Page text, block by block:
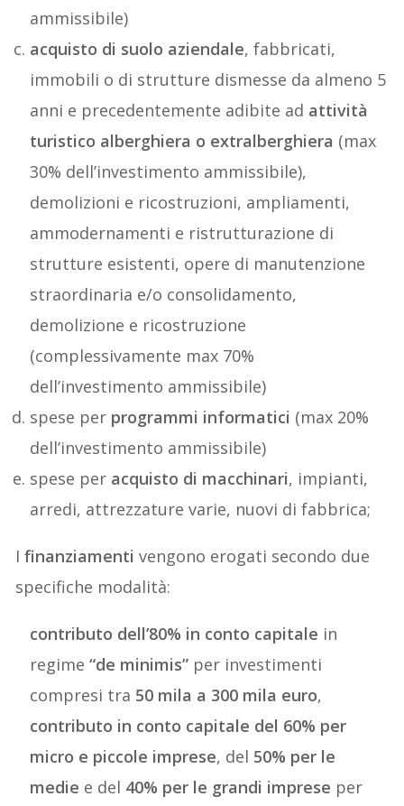
ammissibile)
acquisto di suolo aziendale, fabbricati,
immobili o di strutture dismesse da almeno 5
anni e precedentemente adibite ad attività
turistico alberghiera o extralberghiera (max
30% dell’investimento ammissibile),
demolizioni e ricostruzioni, ampliamenti,
ammodernamenti e ristrutturazione di
strutture esistenti, opere di manutenzione
straordinaria e/o consolidamento,
demolizione e ricostruzione
(complessivamente max 70%
dell’investimento ammissibile)
spese per programmi informatici (max 20%
dell’investimento ammissibile)
spese per acquisto di macchinari, impianti,
arredi, attrezzature varie, nuovi di fabbrica;
Ifinanziamentivengono erogati secondo due
specifiche modalità:
contributo dell’80% in conto capitale in
regime“de minimis” per investimenti
compresi tra 50 mila a 300 mila euro,
contributo in conto capitale del 60% per
micro e piccole imprese, del 50% per le
medie e del 40% per le grandi imprese per